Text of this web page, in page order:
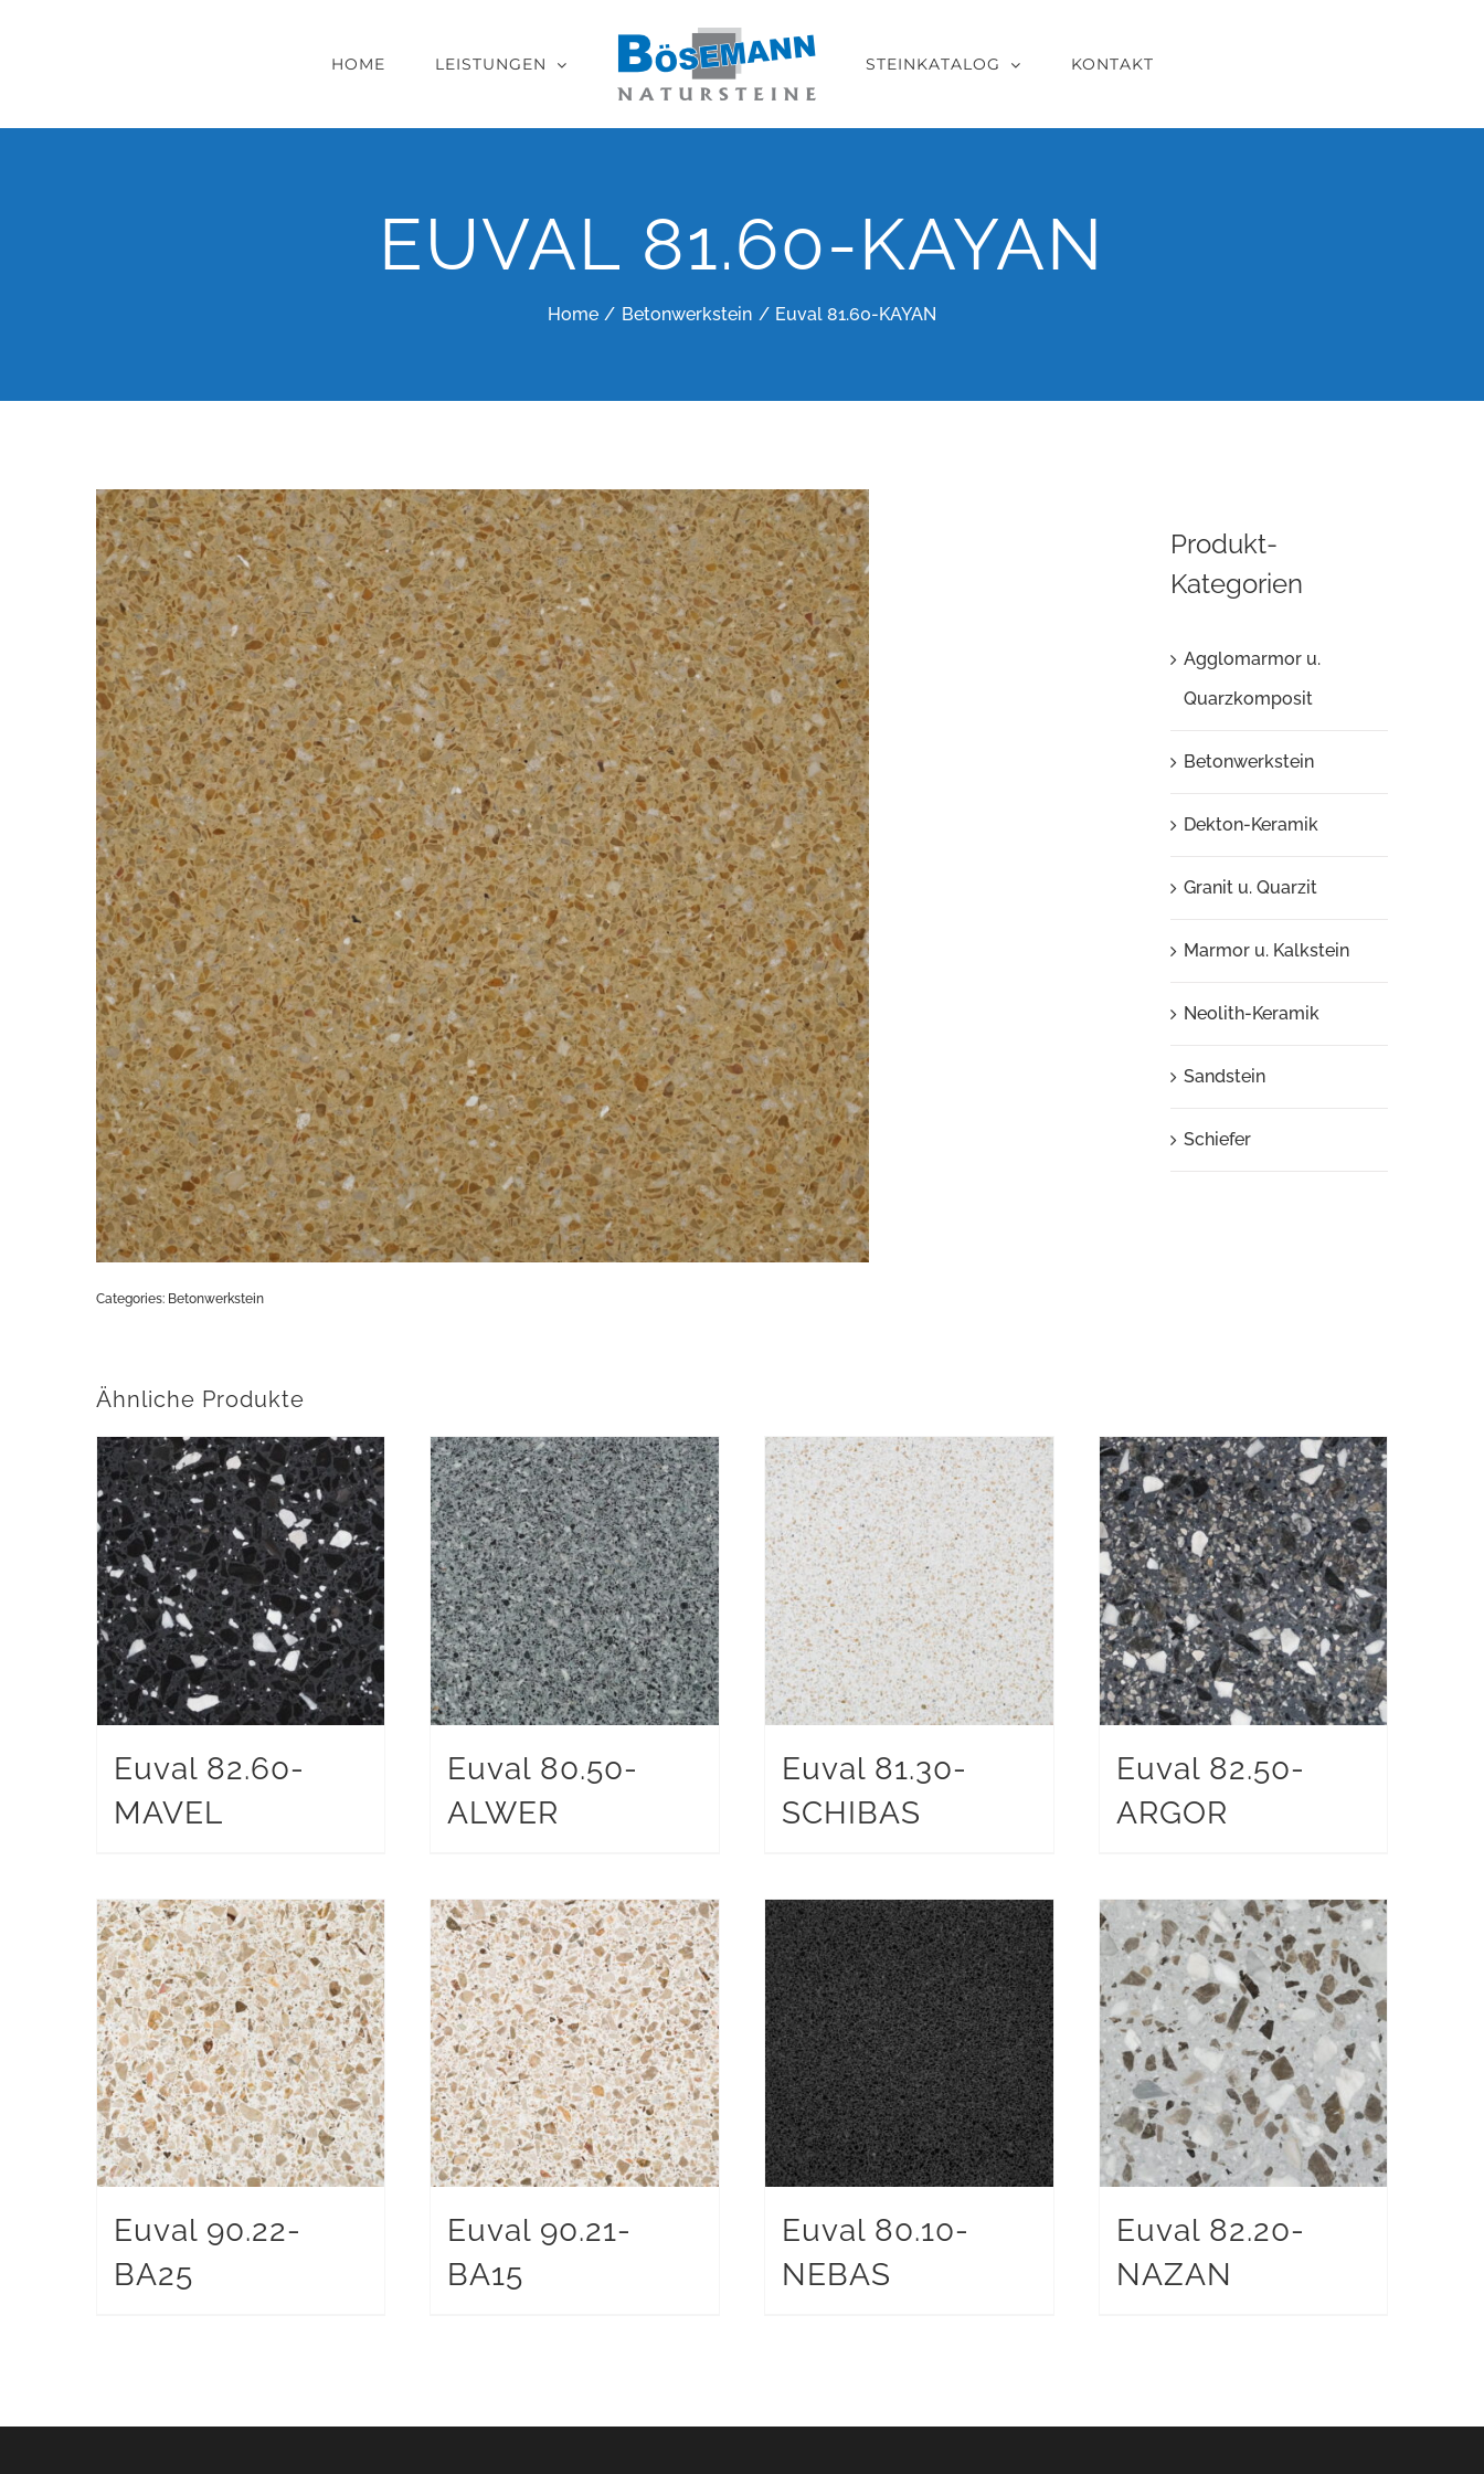
HOME LEISTUNGEN STEINKATALOG KONTAKT
EUVAL 81.60-KAYAN
Home Betonwerkstein Euval 81.60-KAYAN
Categories: Betonwerkstein
Produkt-
Kategorien
Agglomarmor u.
Quarzkomposit
Betonwerkstein
Dekton-Keramik
Granit u. Quarzit
Marmor u. Kalkstein
Neolith-Keramik
Sandstein
Schiefer
Ähnliche Produkte
Euval 82.60-
MAVEL
Euval 80.50-
ALWER
Euval 81.30-
SCHIBAS
Euval 82.50-
ARGOR
Euval 90.22-
BA25
Euval 90.21-
BA15
Euval 80.10-
NEBAS
Euval 82.20-
NAZAN